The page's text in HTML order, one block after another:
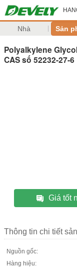
Nhà Sản
Polyalkylene
CAS số 52232-27-6
Giá tốt
Thông tin chi tiết
Nguồn gốc:
Hàng hiệu: